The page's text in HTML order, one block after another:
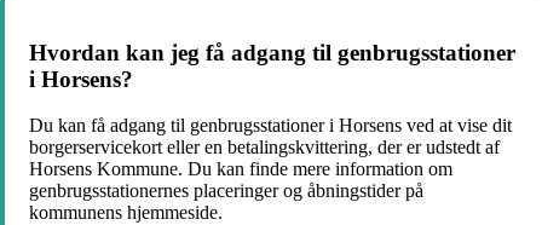
Hvordan kan jeg få adgang til genbrugsstationer
i Horsens?
Du kan få adgang til genbrugsstationer i Horsens ved at vise dit
borgerservicekort eller en betalingskvittering, der er udstedt af
Horsens Kommune. Du kan finde mere information om
genbrugsstationernes placeringer og åbningstider på
kommunens hjemmeside.